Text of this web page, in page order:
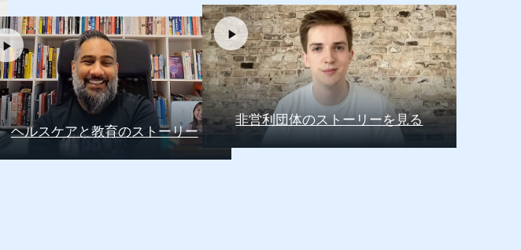
ヘルスケアと教育のストーリー
非営利団体のストーリーを見る